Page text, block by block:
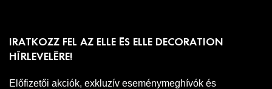
IRATKOZZ FEL AZ ELLE ÉS ELLE DECORATION
HÍRLEVELÉRE!
Előfizetői akciók, exkluzív eseménymeghívók és